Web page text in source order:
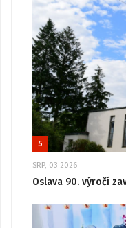
5
SRP, 03 2026
Oslava 90. výročí